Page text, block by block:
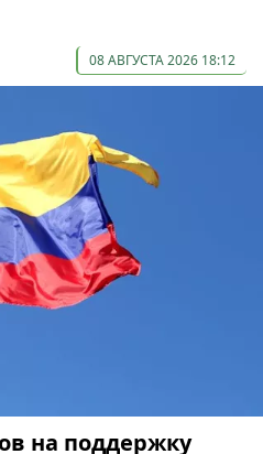
08 АВГУСТА 2026 18:12
на поддержку